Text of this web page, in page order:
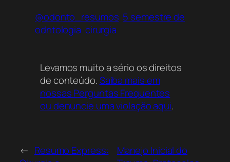
@odonto_resumos 5 semestre de
odntologia cirurgia
Levamos muito a sério os direitos
de conteúdo.Saiba mais em
nossas Perguntas Frequentes
ou denuncie uma violação aqui.
← Resumo Express:
Manejo Inicial do